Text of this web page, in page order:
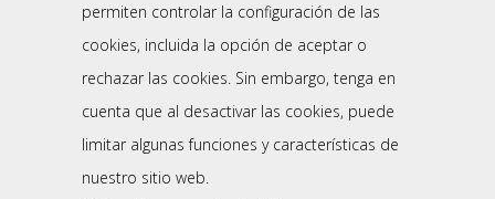
permiten controlar la configuración de las
cookies, incluida la opción de aceptar o
rechazar las cookies. Sin embargo, tenga en
cuenta que al desactivar las cookies, puede
limitar algunas funciones y características de
nuestro sitio web.